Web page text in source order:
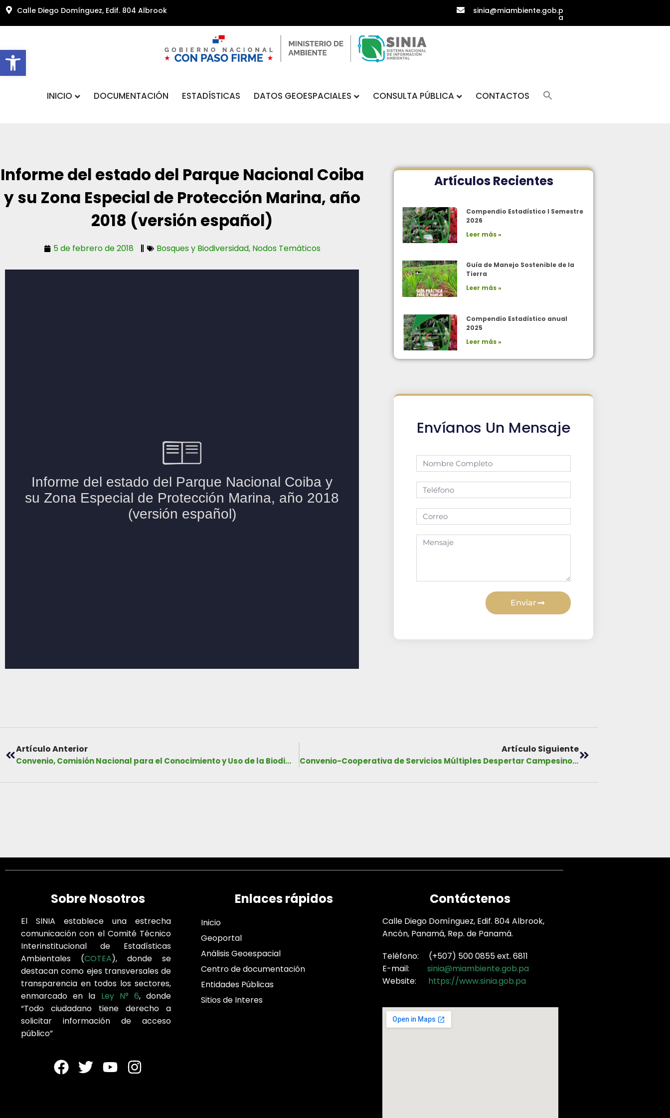
Abrir barra de herramientas
Calle Diego Domínguez, Edif. 804 Albrook sinia@miambiente.gob.p
a
INICIO DOCUMENTACIÓN ESTADÍSTICAS DATOS GEOESPACIALES CONSULTA PÚBLICA CONTACTOS
Informe del estado del Parque Nacional Coiba
y su Zona Especial de Protección Marina, año
2018 (versión español)
5 de febrero de 2018 Bosques y Biodiversidad, Nodos Temáticos
Artículos Recientes
Compendio Estadístico I Semestre
2026
Leer más »
Guía de Manejo Sostenible de la
Tierra
Leer más »
Compendio Estadístico anual
2025
Leer más »
Envíanos Un Mensaje
Enviar
Artículo Anterior
Convenio, Comisión Nacional para el Conocimiento y Uso de la Biodiversidad, 2018-Indefinido
Artículo Siguiente
Convenio-Cooperativa de Servicios Múltiples Despertar Campesino, R.L., 2018-2043
Sobre Nosotros
El SINIA establece una estrecha
comunicación con el Comité Técnico
Interinstitucional de Estadísticas
Ambientales (COTEA), donde se
destacan como ejes transversales de
transparencia en todos los sectores,
enmarcado en la Ley N° 6, donde
“Todo ciudadano tiene derecho a
solicitar información de acceso
público”
Enlaces rápidos
Inicio
Geoportal
Análisis Geoespacial
Centro de documentación
Entidades Públicas
Sitios de Interes
Contáctenos
Calle Diego Domínguez, Edif. 804 Albrook,
Ancón, Panamá, Rep. de Panamá.
Teléfono: (+507) 500 0855 ext. 6811
E-mail: sinia@miambiente.gob.pa
Website: https://www.sinia.gob.pa